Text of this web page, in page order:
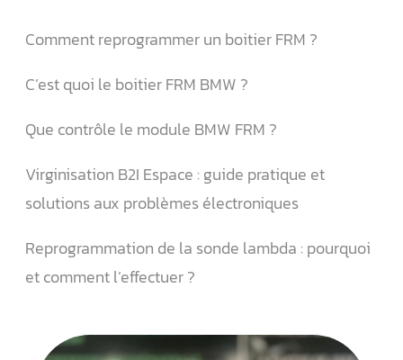
Comment reprogrammer un boitier FRM ?
C’est quoi le boitier FRM BMW ?
Que contrôle le module BMW FRM ?
Virginisation B2I Espace : guide pratique et
solutions aux problèmes électroniques
Reprogrammation de la sonde lambda : pourquoi
et comment l’effectuer ?